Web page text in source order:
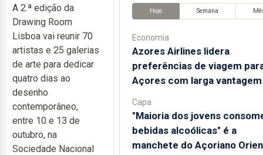
A 2.ª edição da
Drawing Room
Lisboa vai reunir 70
artistas e 25 galerias
de arte para dedicar
quatro dias ao
desenho
contemporâneo,
entre 10 e 13 de
outubro, na
Sociedade Nacional
Hoje Semana
Economia
Azores Airlines lidera
preferências de viagem
Açores com larga vantagem
Capa
"Maioria dos jovens
bebidas alcoólicas" é a
manchete do Açoriano